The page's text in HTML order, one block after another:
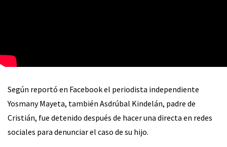
Según reportó en Facebook el periodista independiente
Yosmany Mayeta, también Asdrúbal Kindelán, padre de
Cristián, fue detenido después de hacer una directa en redes
sociales para denunciar el caso de su hijo.